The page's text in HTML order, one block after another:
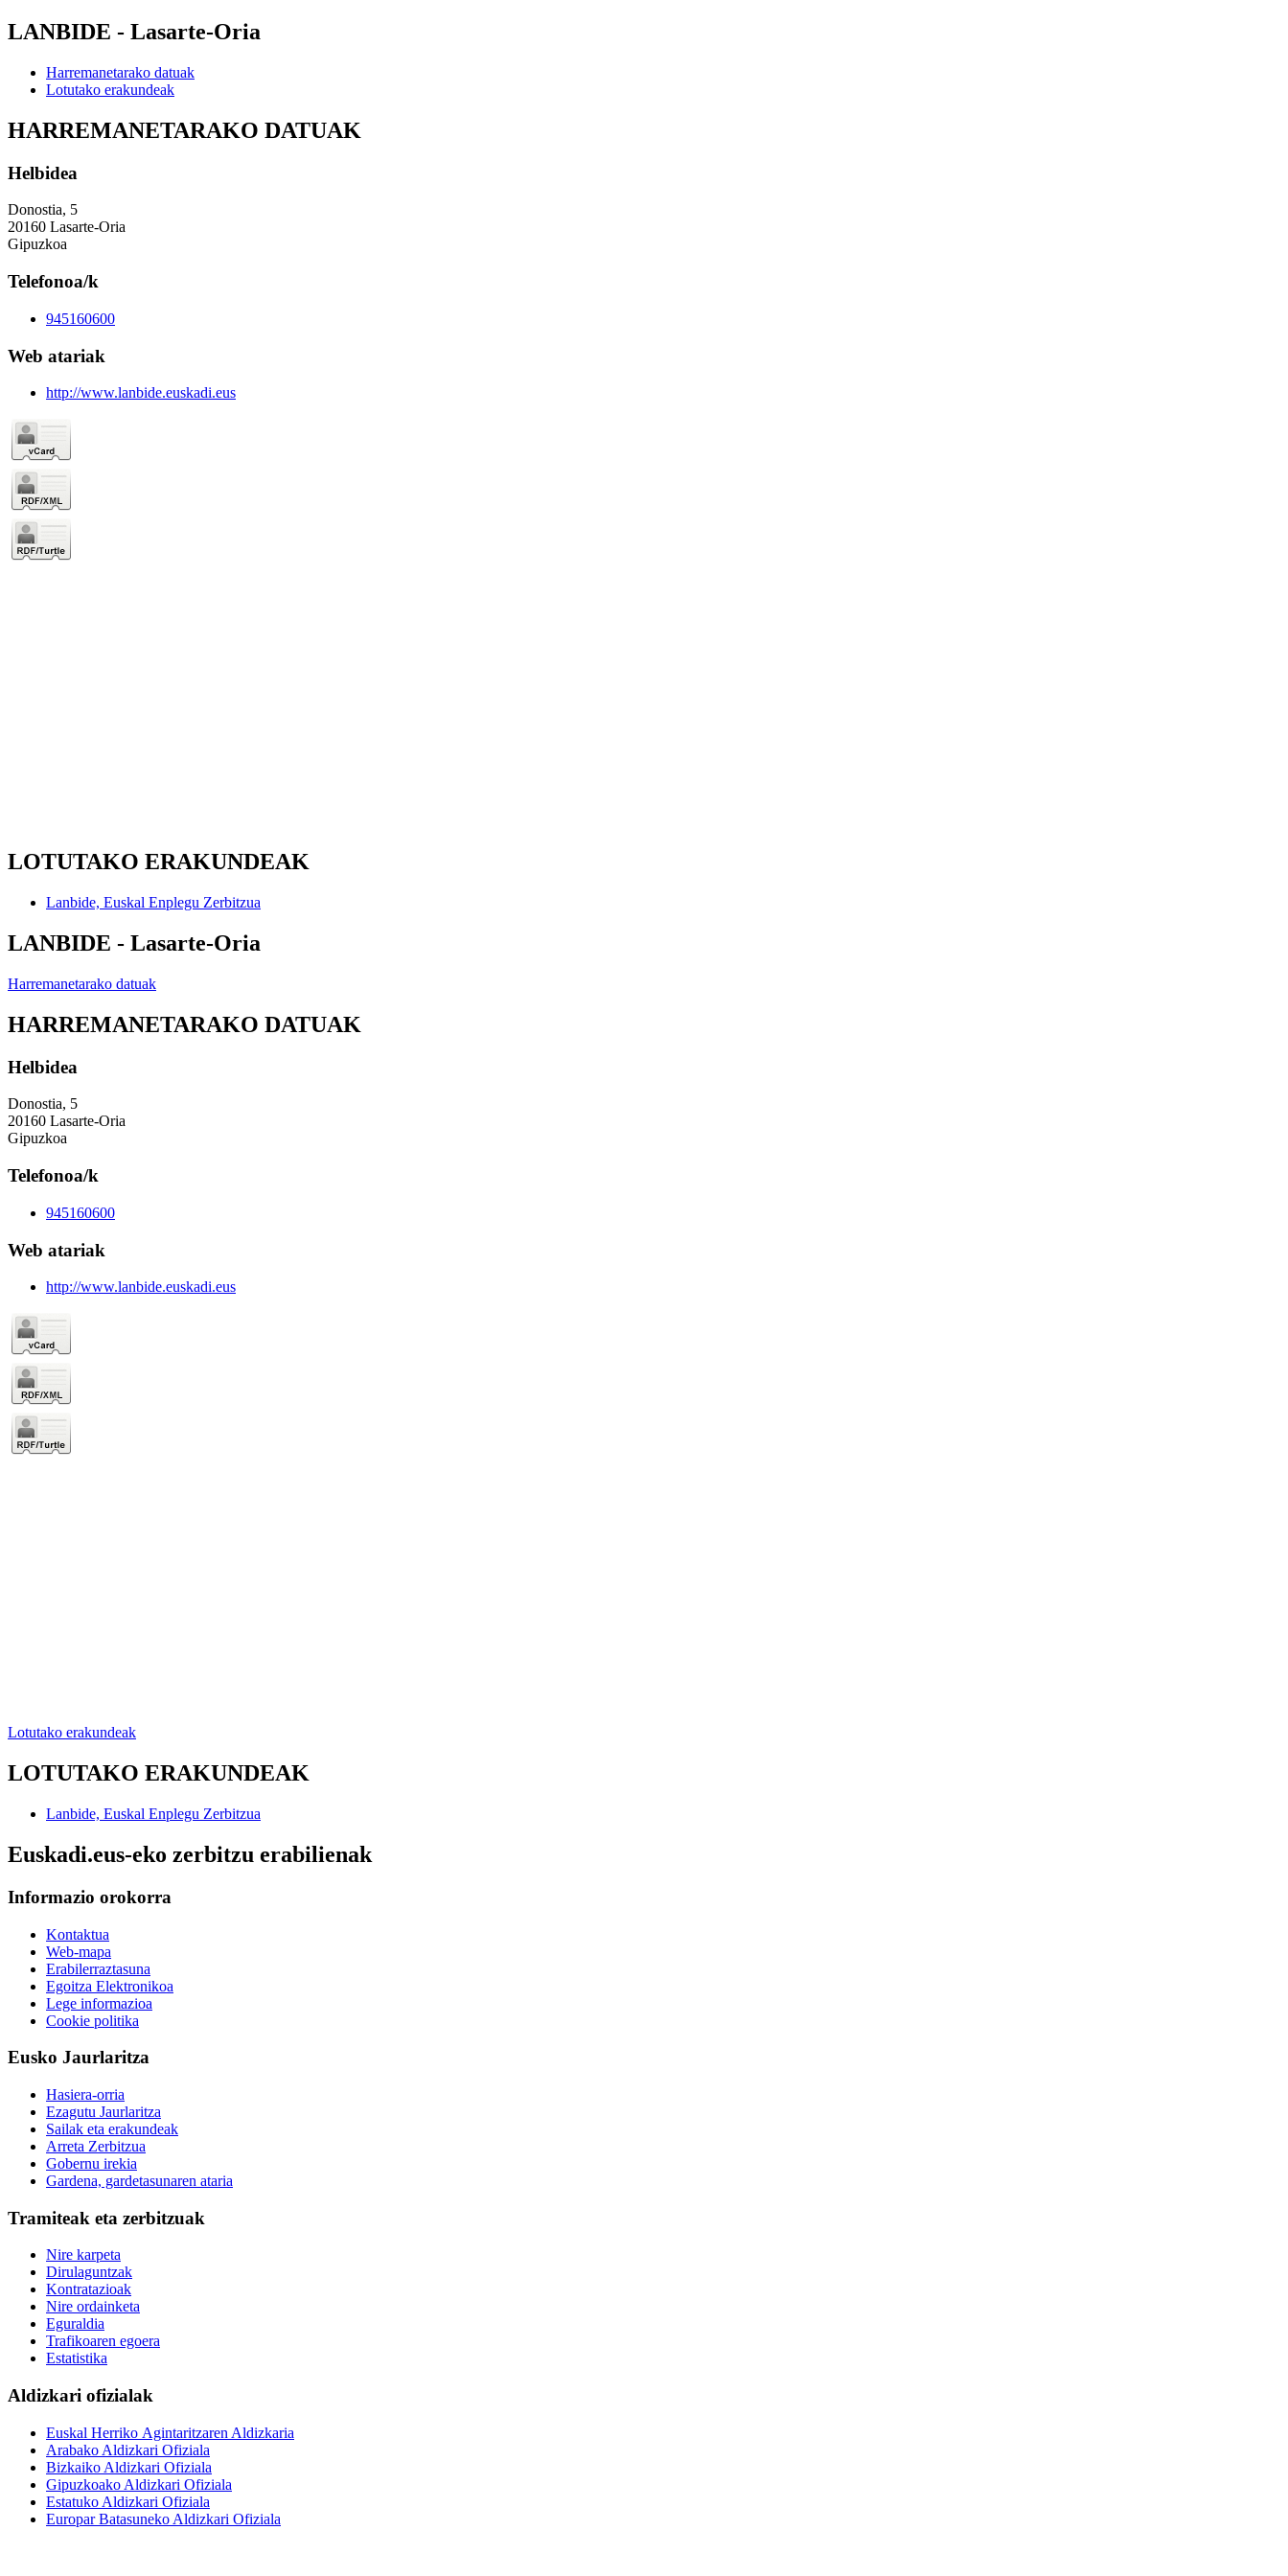
LANBIDE - Lasarte-Oria
Harremanetarako datuak
Lotutako erakundeak
HARREMANETARAKO DATUAK
Helbidea
Donostia, 5
20160 Lasarte-Oria
Gipuzkoa
Telefonoa/k
945160600
Web atariak
http://www.lanbide.euskadi.eus
LOTUTAKO ERAKUNDEAK
Lanbide, Euskal Enplegu Zerbitzua
LANBIDE - Lasarte-Oria
Harremanetarako datuak
HARREMANETARAKO DATUAK
Helbidea
Donostia, 5
20160 Lasarte-Oria
Gipuzkoa
Telefonoa/k
945160600
Web atariak
http://www.lanbide.euskadi.eus
Lotutako erakundeak
LOTUTAKO ERAKUNDEAK
Lanbide, Euskal Enplegu Zerbitzua
Euskadi.eus-eko zerbitzu erabilienak
Informazio orokorra
Kontaktua
Web-mapa
Erabilerraztasuna
Egoitza Elektronikoa
Lege informazioa
Cookie politika
Eusko Jaurlaritza
Hasiera-orria
Ezagutu Jaurlaritza
Sailak eta erakundeak
Arreta Zerbitzua
Gobernu irekia
Gardena, gardetasunaren ataria
Tramiteak eta zerbitzuak
Nire karpeta
Dirulaguntzak
Kontratazioak
Nire ordainketa
Eguraldia
Trafikoaren egoera
Estatistika
Aldizkari ofizialak
Euskal Herriko Agintaritzaren Aldizkaria
Arabako Aldizkari Ofiziala
Bizkaiko Aldizkari Ofiziala
Gipuzkoako Aldizkari Ofiziala
Estatuko Aldizkari Ofiziala
Europar Batasuneko Aldizkari Ofiziala